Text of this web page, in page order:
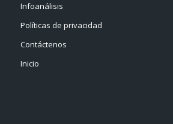
Infoanálisis
Políticas de privacidad
Contáctenos
Inicio